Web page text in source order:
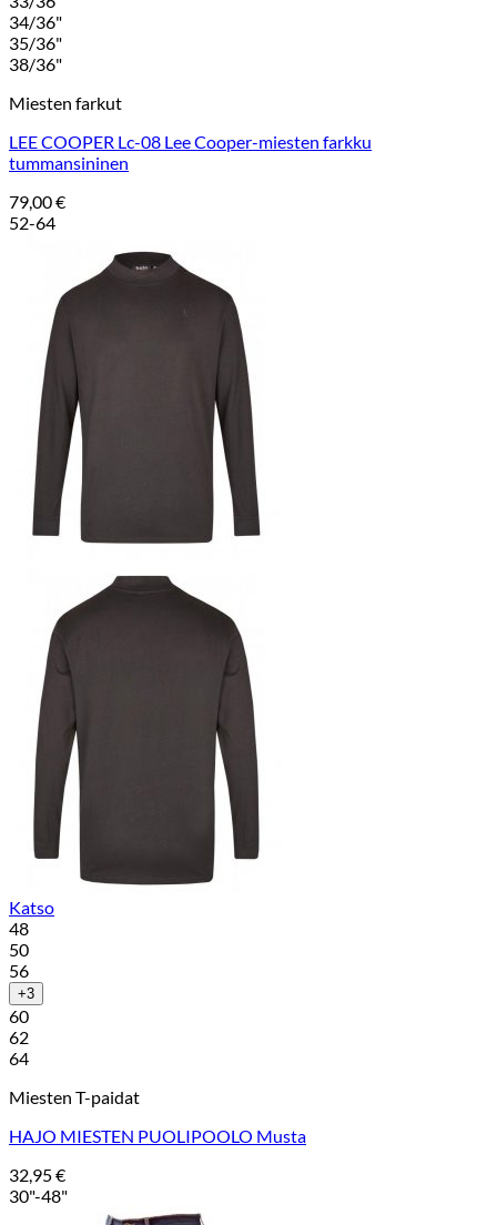
34/36"
35/36"
38/36"
Miesten farkut
LEE COOPER Lc-08 Lee Cooper-miesten farkku
tummansininen
79,00€
52-64
Katso
48
50
56
+3
60
62
64
Miesten T-paidat
HAJO MIESTEN PUOLIPOOLO Musta
32,95€
30"-48"